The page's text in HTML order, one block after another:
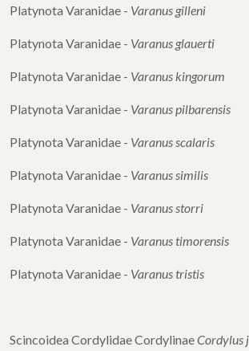
Platynota Varanidae - Varanus gilleni
Platynota Varanidae - Varanus glauerti
Platynota Varanidae - Varanus kingorum
Platynota Varanidae - Varanus pilbarensis
Platynota Varanidae - Varanus scalaris
Platynota Varanidae - Varanus similis
Platynota Varanidae - Varanus storri
Platynota Varanidae - Varanus timorensis
Platynota Varanidae - Varanus tristis
Scincoidea Cordylidae CordylinaeCordylus